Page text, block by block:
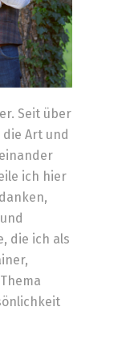
Seit über
Art und
ich hier
die ich als